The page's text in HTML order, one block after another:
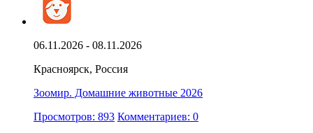
06.11.2026 - 08.11.2026
Красноярск, Россия
Зоомир. Домашние животные 2026
Просмотров: 893 Комментариев: 0